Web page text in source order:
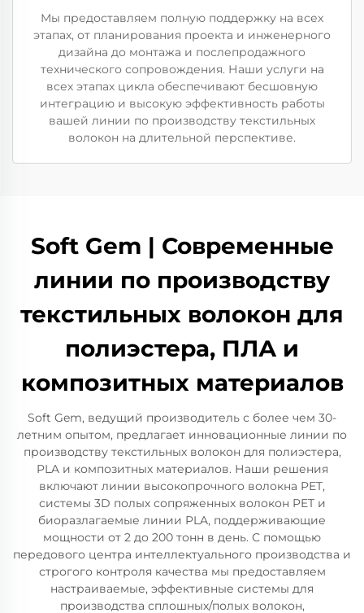
Мы предоставляем полную поддержку на всех
этапах, от планирования проекта и инженерного
дизайна до монтажа и послепродажного
технического сопровождения. Наши услуги на
всех этапах цикла обеспечивают бесшовную
интеграцию и высокую эффективность работы
вашей линии по производству текстильных
волокон на длительной перспективе.
Soft Gem | Современные
линии по производству
текстильных волокон для
полиэстера, ПЛА и
композитных материалов
Soft Gem, ведущий производитель с более чем 30-
летним опытом, предлагает инновационные линии по
производству текстильных волокон для полиэстера,
PLA и композитных материалов. Наши решения
включают линии высокопрочного волокна PET,
системы 3D полых сопряженных волокон PET и
биоразлагаемые линии PLA, поддерживающие
мощности от 2 до 200 тонн в день. С помощью
передового центра интеллектуального производства и
строгого контроля качества мы предоставляем
настраиваемые, эффективные системы для
производства сплошных/полых волокон,